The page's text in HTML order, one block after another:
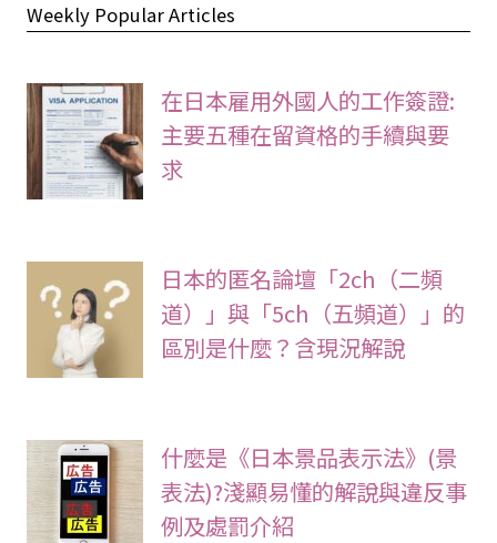
Weekly Popular Articles
在日本雇用外國人的工作簽證:
主要五種在留資格的手續與要
求
日本的匿名論壇「2ch（二頻
道）」與「5ch（五頻道）」的
區別是什麼？含現況解說
什麼是《日本景品表示法》(景
表法)?淺顯易懂的解說與違反事
例及處罰介紹